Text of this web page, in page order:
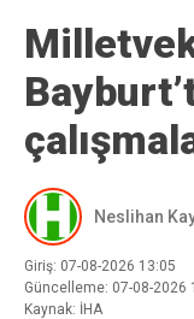
Neslihan
Giriş: 07-08-2026 13:05
Güncelleme: 07-08-2026
Kaynak: İHA